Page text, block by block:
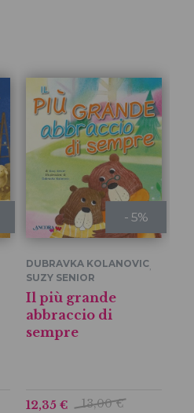
- 5%
DUBRAVKA KOLANOVIC,
SUZY SENIOR
Il più grande
abbraccio di
sempre
13,00 €
12,35 €